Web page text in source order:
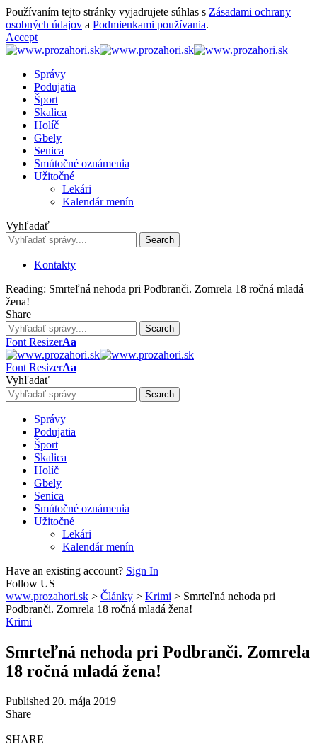
Používaním tejto stránky vyjadrujete súhlas s Zásadami ochrany
osobných údajov a Podmienkami používania.
Accept
Správy
Podujatia
Šport
Skalica
Holíč
Gbely
Senica
Smútočné oznámenia
Užitočné
Lekári
Kalendár menín
Vyhľadať
Kontakty
Reading: Smrteľná nehoda pri Podbranči. Zomrela 18 ročná mladá
žena!
Share
Font ResizerAa
Font ResizerAa
Vyhľadať
Správy
Podujatia
Šport
Skalica
Holíč
Gbely
Senica
Smútočné oznámenia
Užitočné
Lekári
Kalendár menín
Have an existing account? Sign In
Follow US
www.prozahori.sk > Články > Krimi > Smrteľná nehoda pri
Podbranči. Zomrela 18 ročná mladá žena!
Krimi
Smrteľná nehoda pri Podbranči. Zomrela
18 ročná mladá žena!
Published 20. mája 2019
Share
SHARE